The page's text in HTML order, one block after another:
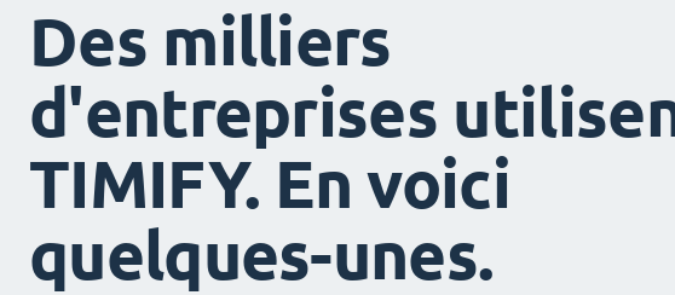
Des milliers
d'entreprises
TIMIFY. En voici
quelques-unes.